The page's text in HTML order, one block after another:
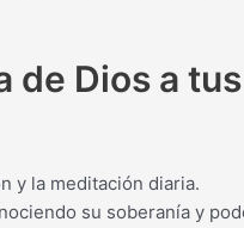
de Dios a tus
y la meditación diaria.
su soberanía y